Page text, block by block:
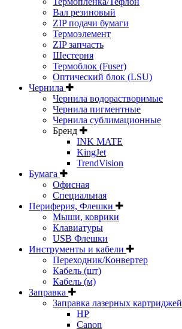
Вал резиновый
ZIP подачи бумаги
Термоэлемент
ZIP запчасть
Шестерня
Термоблок (Fuser)
Оптический блок (LSU)
Чернила
Чернила водорастворимые
Чернила пигментные
Чернила сублимационные
Бренд
INK MATE
KingJet
TrendVision
Бумага
Офисная
Специальная
Периферия, Флешки
Мыши, коврики
Клавиатуры
USB Флешки
Инструменты и кабели
Переходник/Конвертер
Кабель (шт)
Кабель (м)
Заправка
Заправка лазерных картриджей
HP
Canon